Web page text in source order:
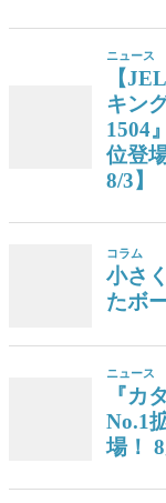
ニュース
【
キン
1504
位登
8/3】
コラム
小さ
たボ
ニュース
『カ
No.1
場！